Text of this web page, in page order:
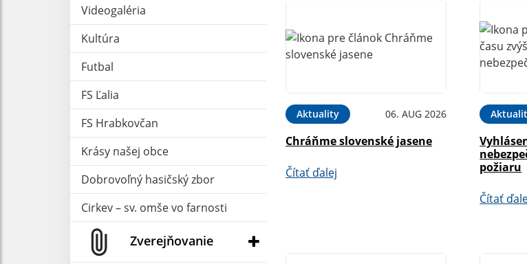
Videogaléria
Kultúra
Futbal
FS Ľalia
FS Hrabkovčan
Krásy našej obce
Dobrovoľný hasičský zbor
Cirkev – sv. omše vo farnosti
Zverejňovanie
Aktuality 06. AUG 2026
Chráňme slovenské jasene
Čítať ďalej
požiaru
Čítať